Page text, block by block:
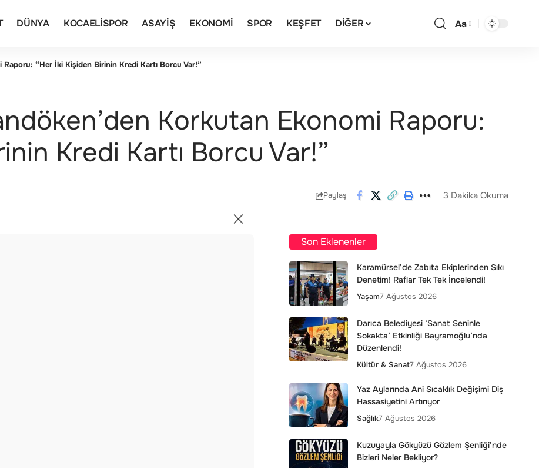
DÜNYA KOCAELISPOR ASAYIŞ EKONOMI SPOR KEŞFET DIĞER Aa
“Her İki Kişiden Birinin Kredi Kartı Borcu Var!”
Korkutan Ekonomi Raporu:
Kredi Kartı Borcu Var!”
Paylaş 3 Dakika Okuma
Son Eklenenler
Karamürsel’de Zabıta Ekiplerinden Sıkı
Denetim! Raflar Tek Tek İncelendi!
Yaşam7 Ağustos 2026
Darıca Belediyesi ‘Sanat Seninle
Sokakta’ Etkinliği Bayramoğlu’nda
Düzenlendi!
Kültür & Sanat7 Ağustos 2026
Yaz Aylarında Ani Sıcaklık Değişimi Diş
Hassasiyetini Artırıyor
Sağlık7 Ağustos 2026
Kuzuyayla Gökyüzü Gözlem Şenliği’nde
Bizleri Neler Bekliyor?